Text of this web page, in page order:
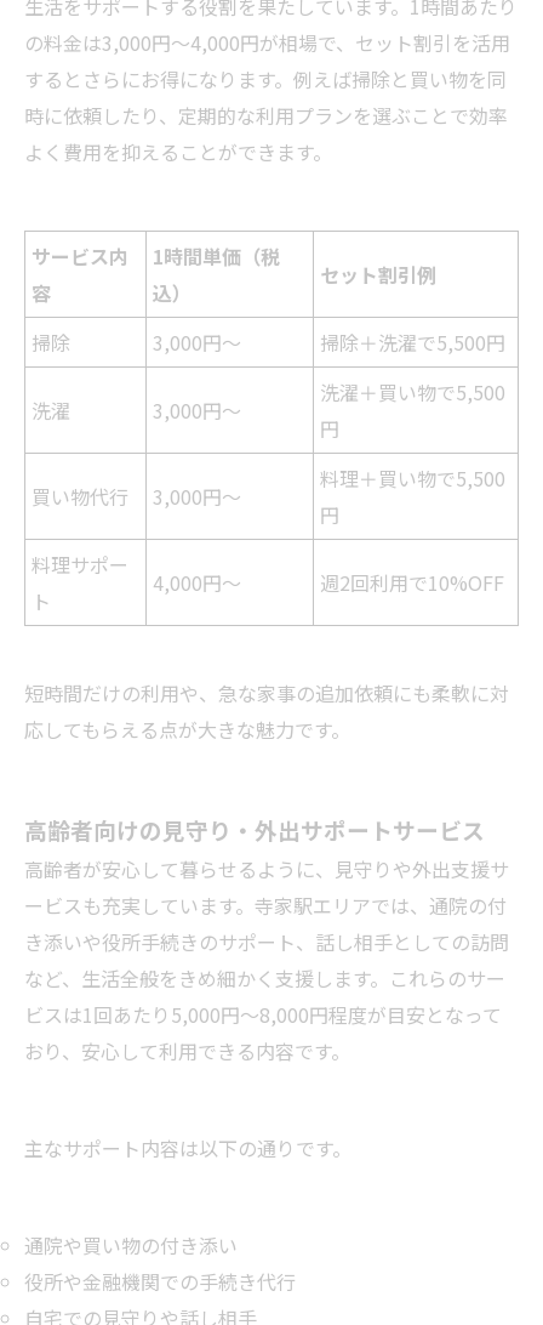
生活をサポートする役割を果たしています。1時間あたり
の料金は3,000円〜4,000円が相場で、セット割引を活用
するとさらにお得になります。例えば掃除と買い物を同
時に依頼したり、定期的な利用プランを選ぶことで効率
よく費用を抑えることができます。
サービス内
容
1時間単価（税
込）
セット割引例
掃除 3,000円〜 掃除＋洗濯で5,500円
洗濯 3,000円〜
洗濯＋買い物で5,500
円
買い物代行 3,000円〜
料理＋買い物で5,500
円
料理サポー
ト
4,000円〜 週2回利用で10%OFF
短時間だけの利用や、急な家事の追加依頼にも柔軟に対
応してもらえる点が大きな魅力です。
高齢者向けの見守り・外出サポートサービス
高齢者が安心して暮らせるように、見守りや外出支援サ
ービスも充実しています。寺家駅エリアでは、通院の付
き添いや役所手続きのサポート、話し相手としての訪問
など、生活全般をきめ細かく支援します。これらのサー
ビスは1回あたり5,000円〜8,000円程度が目安となって
おり、安心して利用できる内容です。
主なサポート内容は以下の通りです。
通院や買い物の付き添い
役所や金融機関での手続き代行
自宅での見守りや話し相手